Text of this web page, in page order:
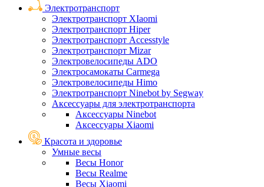
Электротранспорт
Электротранспорт XIaomi
Электротранспорт Hiper
Электротранспорт Accesstyle
Электротранспорт Mizar
Электровелосипеды ADO
Электросамокаты Carmega
Электровелосипеды Himo
Электротранспорт Ninebot by Segway
Аксессуары для электротранспорта
Аксессуары Ninebot
Аксессуары Xiaomi
Красота и здоровье
Умные весы
Весы Honor
Весы Realme
Весы Xiaomi